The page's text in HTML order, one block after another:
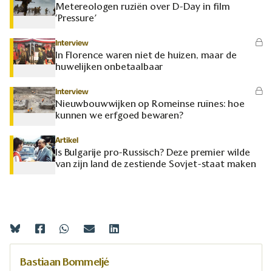
Metereologen ruziën over D-Day in film
‘Pressure’
Interview
In Florence waren niet de huizen, maar de
huwelijken onbetaalbaar
Interview
Nieuwbouwwijken op Romeinse ruïnes: hoe
kunnen we erfgoed bewaren?
Artikel
Is Bulgarije pro-Russisch? Deze premier wilde
van zijn land de zestiende Sovjet-staat maken
Bastiaan Bommeljé